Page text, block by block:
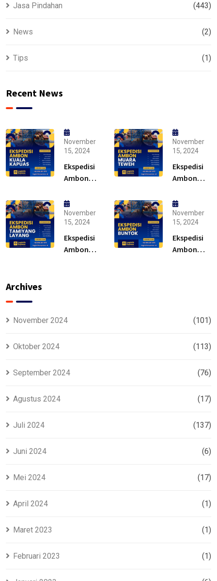
Jasa Pindahan (443)
News (2)
Tips (1)
Recent News
November
15, 2024
Ekspedisi
Ambon
Kapuas –
Solusi
November
15, 2024
Ekspedisi
Ambon
Teweh –
Solusi
November
15, 2024
Ekspedisi
Ambon
November
15, 2024
Ekspedisi
Ambon
Archives
November 2024 (101)
Oktober 2024 (113)
September 2024 (76)
Agustus 2024 (17)
Juli 2024 (137)
Juni 2024 (6)
Mei 2024 (17)
April 2024 (1)
Maret 2023 (1)
Februari 2023 (1)